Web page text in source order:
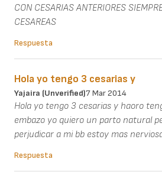
CON CESARIAS ANTERIORES
CESAREAS
Respuesta
Hola yo tengo 3 cesarias y
Yajaira (unverified)7 Mar 2014
Hola yo tengo 3 cesarias y haoro
embazo yo quiero un parto natural
perjudicar a mi bb estoy mas
Respuesta